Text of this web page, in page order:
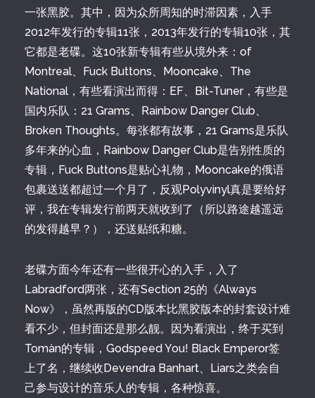
一张黑胶。其中，因为众所周知的时滞因素，入手
2012年发行的专辑11张，2013年发行的专辑10张，其
它都是老碟。这10张新专辑有些从境外来：of
Montreal、Fuck Buttons、Mooncake、The
National，有些看演出而得：EF、Bit-Tuner，有些是
国内乐队：21 Grams、Rainbow Danger Club、
Broken Thoughts。每张都有故事，21 Grams是乐队
多年来的心血，Rainbow Danger Club是告别性质的
专辑，Fuck Buttons是贴心礼物，Mooncake的俄语
包裹送送都超过一个月了，反观Polyvinyl真是要给好
评，我在专辑发行前两天就收到了（所以路途越遥远
的发得越早？），还送贴纸和糖。
老碟方面今年还有一些很开心的入手，入了
Labradford两张，还有Section 25的《Always
Now》，虽然再版的CD版本比黑胶版本的封套设计难
看不少，但封面还是那么靓。因为看演出，终于买到
Tomàn的专辑，Godspeed You! Black Emperor签
上了名，继续收Devendra Banhart、Liars之类会自
己参与设计的音乐人的专辑，各种惊喜。